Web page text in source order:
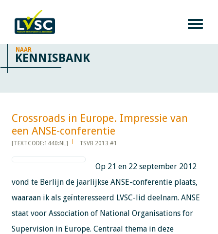
NAAR
KENNISBANK
Crossroads in Europe. Impressie van
een ANSE-conferentie​​​​​​
[TEXTCODE:1440:NL] TSVB 2013 #1
Op 21 en 22 september 2012
vond te Berlijn de jaarlijkse ANSE-conferentie plaats,
waaraan ik als geïnteresseerd LVSC-lid deelnam. ANSE
staat voor Association of National Organisations for
Supervision in Europe. Centraal thema in deze